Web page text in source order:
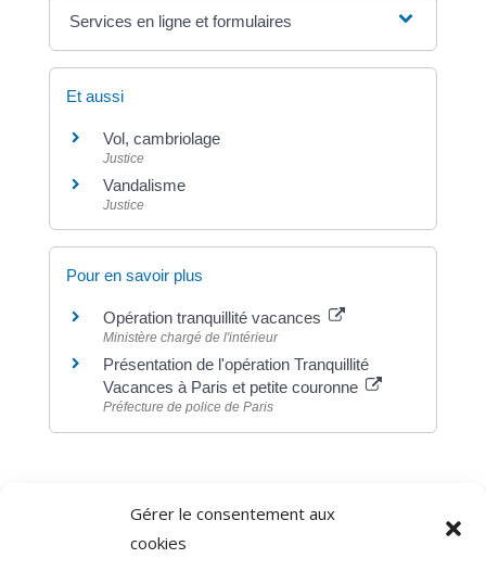
Gérer le consentement aux
cookies
Services en ligne et formulaires
Et aussi
Vol, cambriolage
Justice
Vandalisme
Justice
Pour en savoir plus
Opération tranquillité vacances
Ministère chargé de l'intérieur
Présentation de l'opération Tranquillité
Vacances à Paris et petite couronne
Préfecture de police de Paris
Direction de l'information légale et administrative
comarquage developpé par